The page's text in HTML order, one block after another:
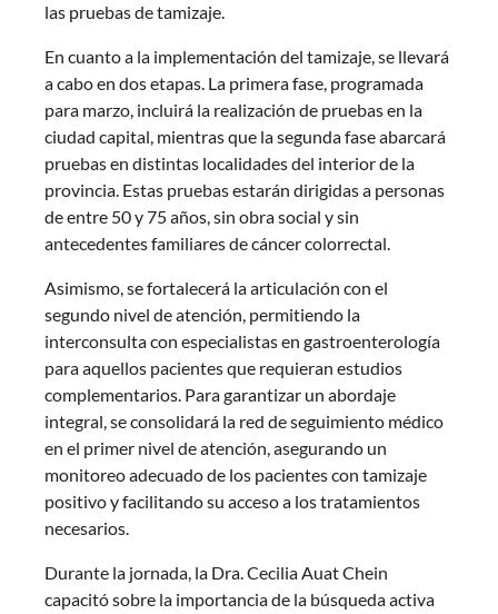
las pruebas de tamizaje.
En cuanto a la implementación del tamizaje, se llevará
a cabo en dos etapas. La primera fase, programada
para marzo, incluirá la realización de pruebas en la
ciudad capital, mientras que la segunda fase abarcará
pruebas en distintas localidades del interior de la
provincia. Estas pruebas estarán dirigidas a personas
de entre 50 y 75 años, sin obra social y sin
antecedentes familiares de cáncer colorrectal.
Asimismo, se fortalecerá la articulación con el
segundo nivel de atención, permitiendo la
interconsulta con especialistas en gastroenterología
para aquellos pacientes que requieran estudios
complementarios. Para garantizar un abordaje
integral, se consolidará la red de seguimiento médico
en el primer nivel de atención, asegurando un
monitoreo adecuado de los pacientes con tamizaje
positivo y facilitando su acceso a los tratamientos
necesarios.
Durante la jornada, la Dra. Cecilia Auat Chein
capacitó sobre la importancia de la búsqueda activa